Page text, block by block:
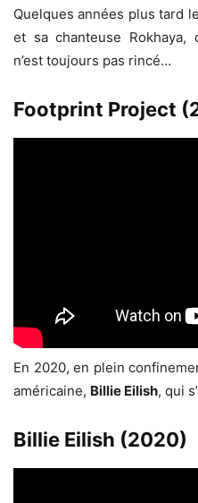
Quelques années plus tard
et sa chanteuse Rokhaya,
n’est toujours pas rincé…
Footprint Project
En 2020, en plein
américaine, Billie Eilish, qui
Billie Eilish (2020)